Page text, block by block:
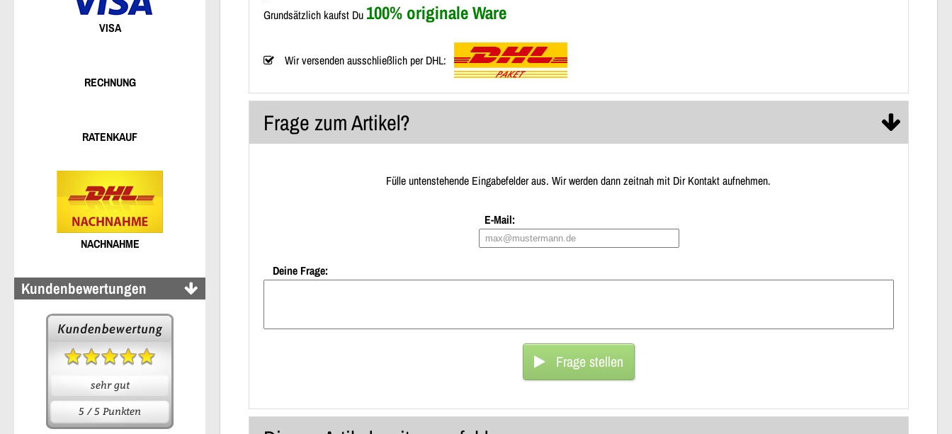
VISA
RECHNUNG
RATENKAUF
NACHNAHME
Kundenbewertungen
sehr gut
5 / 5 Punkten
Grundsätzlich kaufst Du 100% originale Ware
Wir versenden ausschließlich per DHL:
Frage zum Artikel?
Fülle untenstehende Eingabefelder aus. Wir werden dann zeitnah mit Dir Kontakt aufnehmen.
E-Mail:
Deine Frage:
Frage stellen